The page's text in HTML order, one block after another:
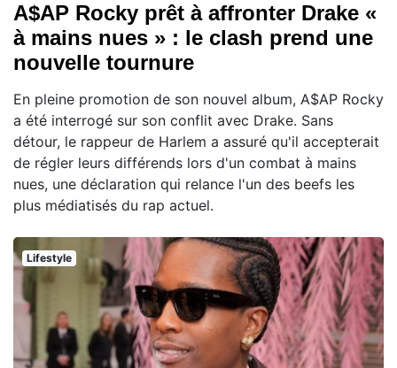
A$AP Rocky prêt à affronter Drake «
à mains nues » : le clash prend une
nouvelle tournure
En pleine promotion de son nouvel album, A$AP Rocky
a été interrogé sur son conflit avec Drake. Sans
détour, le rappeur de Harlem a assuré qu'il accepterait
de régler leurs différends lors d'un combat à mains
nues, une déclaration qui relance l'un des beefs les
plus médiatisés du rap actuel.
Lifestyle